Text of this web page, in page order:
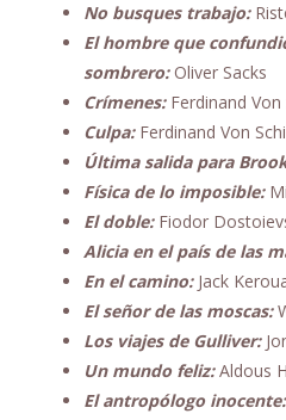
No busques trabajo:
El hombre que
sombrero:Oliver Sacks
Crímenes: Ferdinand Von
Culpa: Ferdinand Von
Última salida para
Física de lo imposible:
El doble: Fiodor
Alicia en el país de las
En el camino: Jack
El señor de las moscas:
Los viajes de Gulliver:
Un mundo feliz: Aldous
El antropólogo inocente: